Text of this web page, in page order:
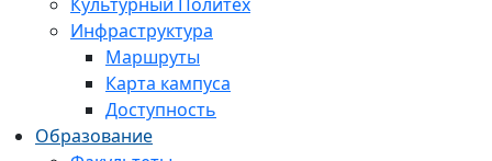
Инфраструктура
Маршруты
Карта кампуса
Доступность
Образование